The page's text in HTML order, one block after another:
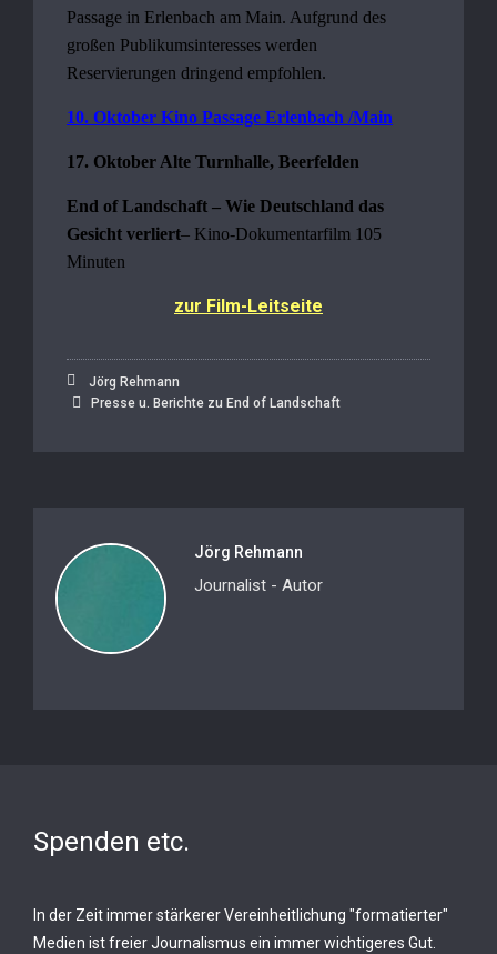
Passage in Erlenbach am Main. Aufgrund des
großen Publikumsinteresses werden
Reservierungen dringend empfohlen.
10. Oktober Kino Passage Erlenbach /Main
17. Oktober Alte Turnhalle, Beerfelden
End of Landschaft – Wie Deutschland das
Gesicht verliert– Kino-Dokumentarfilm 105
Minuten
zur Film-Leitseite
Jörg Rehmann
Presse u. Berichte zu End of Landschaft
Jörg Rehmann
Journalist - Autor
Spenden etc.
In der Zeit immer stärkerer Vereinheitlichung "formatierter"
Medien ist freier Journalismus ein immer wichtigeres Gut.